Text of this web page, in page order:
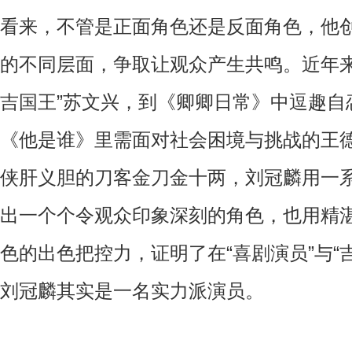
看来，不管是正面角色还是反面角色，他
的不同层面，争取让观众产生共鸣。近年
吉国王”苏文兴，到《卿卿日常》中逗趣
《他是谁》里需面对社会困境与挑战的王
侠肝义胆的刀客金刀金十两，刘冠麟用一
出一个个令观众印象深刻的角色，也用精
色的出色把控力，证明了在“喜剧演员”与“
刘冠麟其实是一名实力派演员。